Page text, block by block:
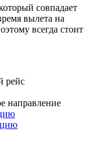
совпадает
вылета на
всегда стоит
рейс
направление